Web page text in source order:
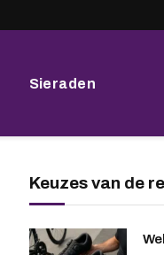
Sieraden
Keuzes van de